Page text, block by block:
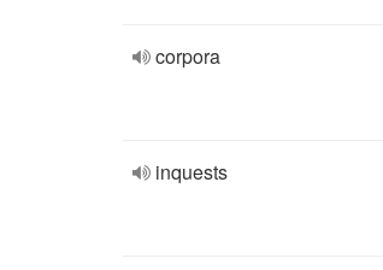
corpora
inquests